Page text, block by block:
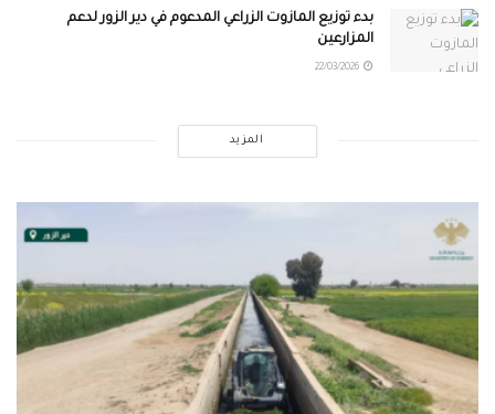
بدء توزيع المازوت الزراعي المدعوم في دير الزور لدعم
المزارعين
المزيد